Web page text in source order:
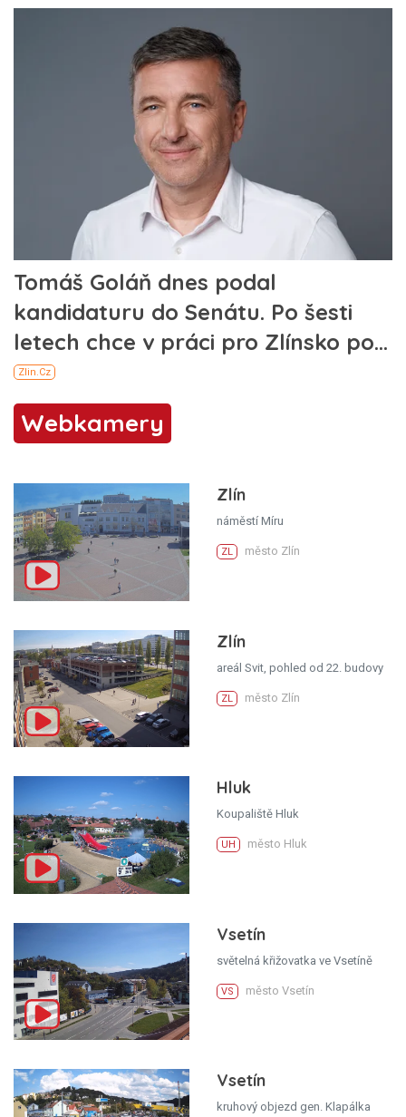
Webkamery
Zlín
náměstí Míru
ZL město Zlín
Zlín
areál Svit, pohled od 22. budovy
ZL město Zlín
Hluk
Koupaliště Hluk
UH město Hluk
Vsetín
světelná křižovatka ve Vsetíně
VS město Vsetín
Vsetín
kruhový objezd gen. Klapálka